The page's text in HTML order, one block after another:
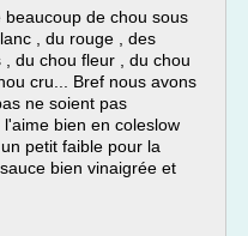
de chou sous
, du rouge , des
du chou fleur , du chou
cru... Bref nous avons
ne soient pas
bien en coleslow
petit faible pour la
bien vinaigrée et